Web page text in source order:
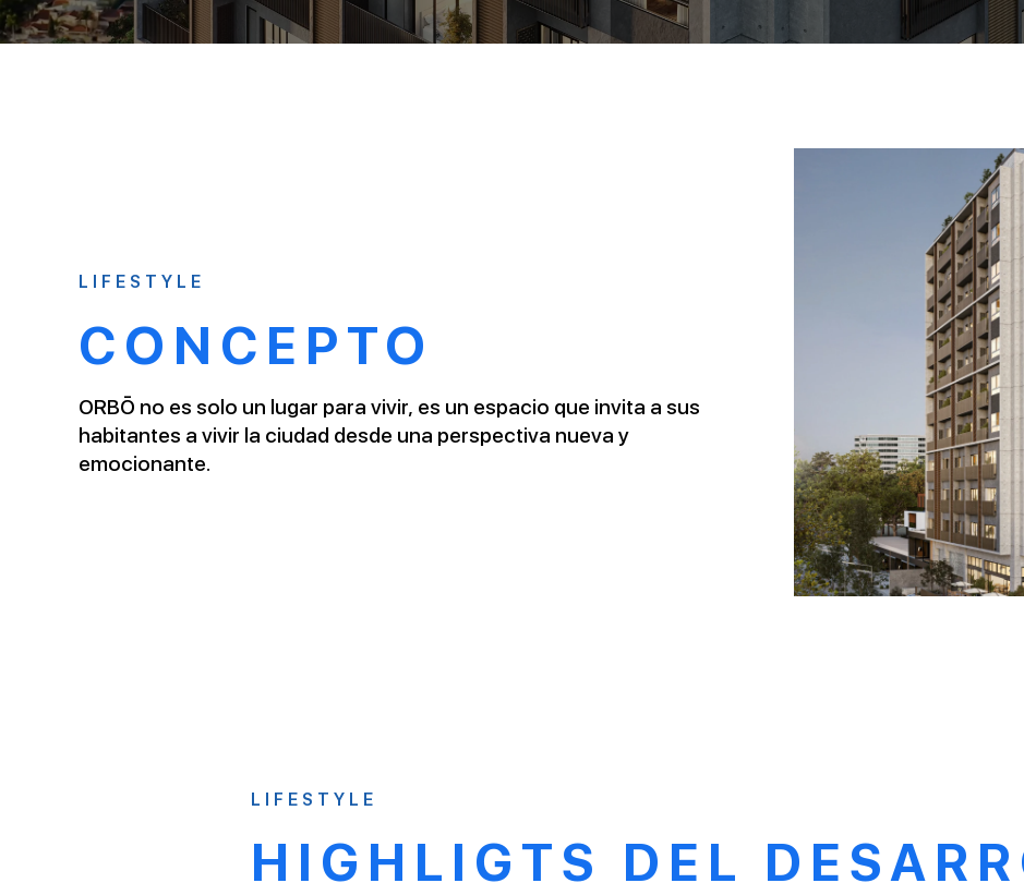
LIFESTYLE
CONCEPTO
ORBŌ no es solo un lugar para vivir, es un espacio que invita a sus
habitantes a vivir la ciudad desde una perspectiva nueva y
emocionante.
LIFESTYLE
HIGHLIGTS DEL